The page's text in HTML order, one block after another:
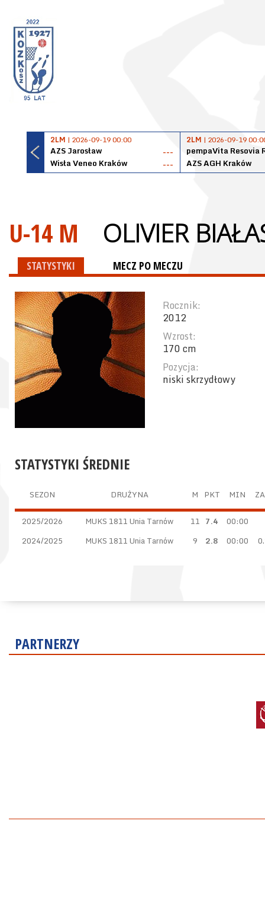
2LM | 2026-09-19 00:00
AZS Jarosław
---
Wisła Veneo Kraków
---
2LM | 2026-09-19
pempaVita Resovia
AZS AGH Kraków
U-14 M OLIVIER
STATYSTYKI MECZ PO MECZU
Rocznik:
2012
Wzrost:
170 cm
Pozycja:
niski skrzydłowy
STATYSTYKI ŚREDNIE
SEZON DRUŻYNA M PKT MIN
2025/2026 MUKS 1811 Unia Tarnów 11 7.4
00:00
2024/2025
MUKS 1811 Unia Tarnów 9 2.8 00:00
PARTNERZY